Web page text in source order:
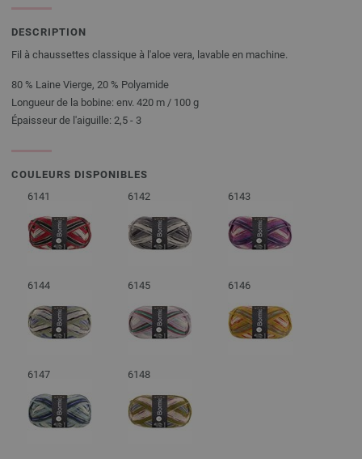
DESCRIPTION
Fil à chaussettes classique à l'aloe vera, lavable en machine.
80 % Laine Vierge, 20 % Polyamide
Longueur de la bobine: env. 420 m / 100 g
Épaisseur de l'aiguille: 2,5 - 3
COULEURS DISPONIBLES
6141
6142 6143
6144 6145 6146
6147 6148